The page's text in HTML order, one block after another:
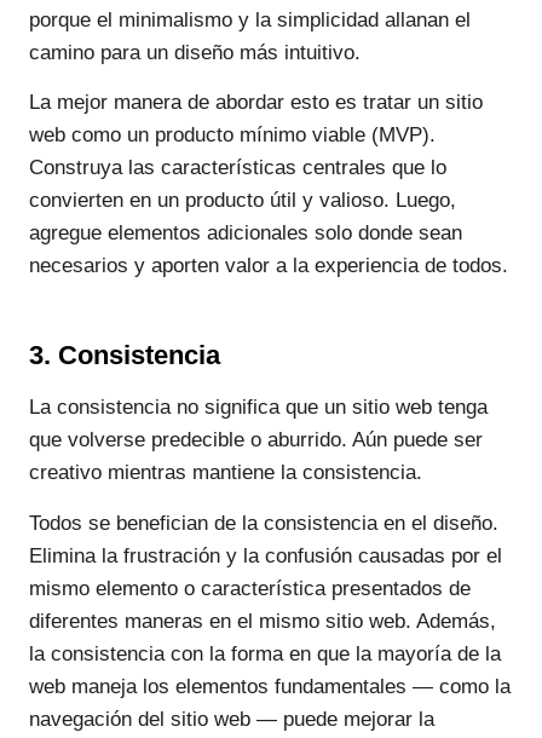
porque el minimalismo y la simplicidad allanan el
camino para un diseño más intuitivo.
La mejor manera de abordar esto es tratar un sitio
web como un producto mínimo viable (MVP).
Construya las características centrales que lo
convierten en un producto útil y valioso. Luego,
agregue elementos adicionales solo donde sean
necesarios y aporten valor a la experiencia de todos.
3. Consistencia
La consistencia no significa que un sitio web tenga
que volverse predecible o aburrido. Aún puede ser
creativo mientras mantiene la consistencia.
Todos se benefician de la consistencia en el diseño.
Elimina la frustración y la confusión causadas por el
mismo elemento o característica presentados de
diferentes maneras en el mismo sitio web. Además,
la consistencia con la forma en que la mayoría de la
web maneja los elementos fundamentales — como la
navegación del sitio web — puede mejorar la